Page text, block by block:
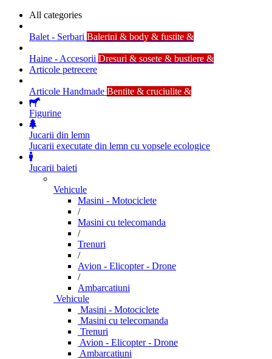
All categories
Balet - Serbari Balerini & body & fustite &
Haine - Accesorii Dresuri & sosete & bustiere &
Articole petrecere
Articole Handmade Bentite & cruciulite &
Figurine
Jucarii din lemn
Jucarii executate din lemn cu vopsele ecologice
Jucarii baieti
Vehicule
Masini - Motociclete
/
Masini cu telecomanda
/
Trenuri
/
Avion - Elicopter - Drone
/
Ambarcatiuni
Vehicule
Masini - Motociclete
Masini cu telecomanda
Trenuri
Avion - Elicopter - Drone
Ambarcatiuni